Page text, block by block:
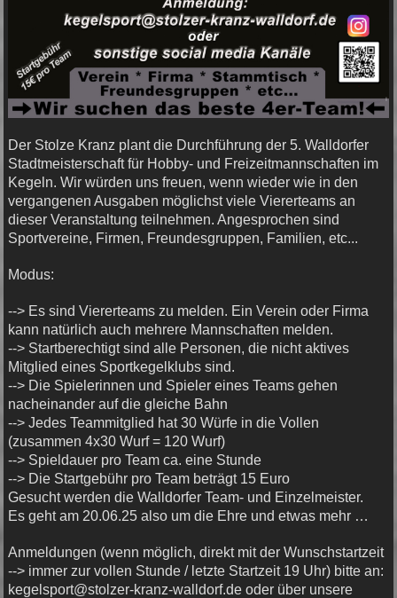
Der Stolze Kranz plant die Durchführung der 5. Walldorfer
Stadtmeisterschaft für Hobby- und Freizeitmannschaften im
Kegeln. Wir würden uns freuen, wenn wieder wie in den
vergangenen Ausgaben möglichst viele Viererteams an
dieser Veranstaltung teilnehmen. Angesprochen sind
Sportvereine, Firmen, Freundesgruppen, Familien, etc...
Modus:
--> Es sind Viererteams zu melden. Ein Verein oder Firma
kann natürlich auch mehrere Mannschaften melden.
--> Startberechtigt sind alle Personen, die nicht aktives
Mitglied eines Sportkegelklubs sind.
--> Die Spielerinnen und Spieler eines Teams gehen
nacheinander auf die gleiche Bahn
--> Jedes Teammitglied hat 30 Würfe in die Vollen
(zusammen 4x30 Wurf = 120 Wurf)
--> Spieldauer pro Team ca. eine Stunde
--> Die Startgebühr pro Team beträgt 15 Euro
Gesucht werden die Walldorfer Team- und Einzelmeister.
Es geht am 20.06.25 also um die Ehre und etwas mehr …
Anmeldungen (wenn möglich, direkt mit der Wunschstartzeit
--> immer zur vollen Stunde / letzte Startzeit 19 Uhr) bitte an:
kegelsport@stolzer-kranz-walldorf.de oder über unsere